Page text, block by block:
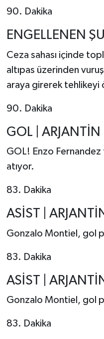
90. Dakika
ENGELLENEN
Ceza sahası içinde
altıpas üzerinden
araya girerek tehlikeyi
90. Dakika
GOL | ARJANTİN
GOL! Enzo Fernandez
atıyor.
83. Dakika
ASİST |
Gonzalo Montiel, gol
83. Dakika
ASİST |
Gonzalo Montiel, gol
83. Dakika